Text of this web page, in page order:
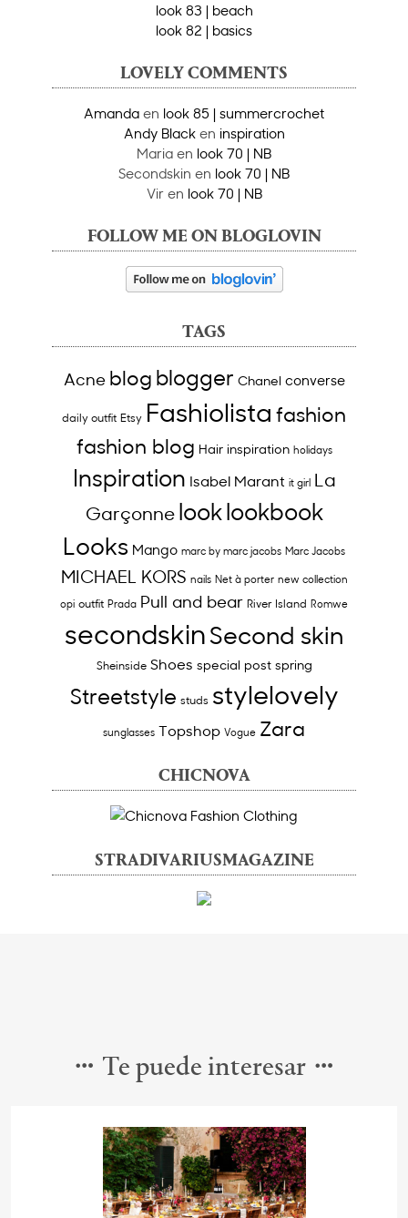
look 83 | beach
look 82 | basics
LOVELY COMMENTS
Amanda en look 85 | summercrochet
Andy Blacken inspiration
Maria en look 70 | NB
Secondskin en look 70 | NB
Viren look 70 | NB
FOLLOW ME ON BLOGLOVIN
TAGS
Acne blog blogger Chanel converse
daily outfit Etsy Fashiolista fashion
fashion blog Hair inspiration holidays
Inspiration Isabel Marant it girl La
Garçonne looklookbook
Looks Mango marc by marc jacobs Marc Jacobs
MICHAEL KORS nails Net à porter new collection
opi outfit Prada Pull and bear River Island Romwe
secondskinSecond skin
Sheinside Shoes special post spring
Streetstyle studs stylelovely
sunglasses Topshop Vogue Zara
CHICNOVA
STRADIVARIUSMAGAZINE
Te puede interesar